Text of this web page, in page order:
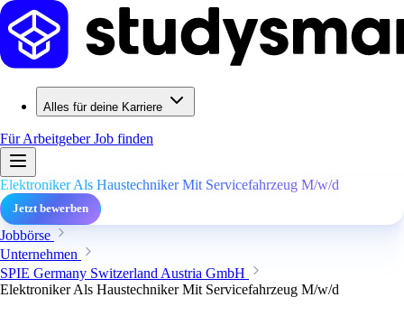
Alles für deine Karriere
Für ArbeitgeberJob finden
Elektroniker Als Haustechniker Mit Servicefahrzeug M/w/d
Jetzt bewerben
Jobbörse
Unternehmen
SPIE Germany Switzerland Austria GmbH
Elektroniker Als Haustechniker Mit Servicefahrzeug M/w/d